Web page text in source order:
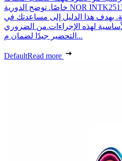
خاصًا. توضح الدورية NOR INTK2513256J بتاريخ 2 مايو 2025
يهدف هذا الدليل إلى مساعدتك في
لهذه الإجراءات.من الضروري
التحضير جيدًا لضمان م...
DefaultRead more